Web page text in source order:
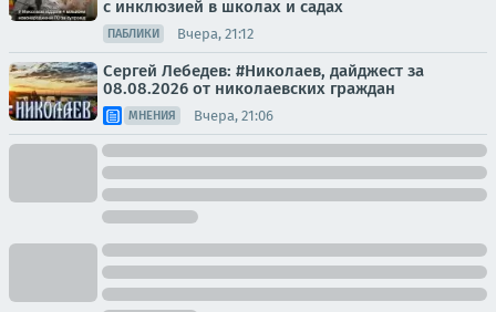
с инклюзией в школах и садах
ПАБЛИКИ Вчера, 21:12
Сергей Лебедев: #Николаев, дайджест за
08.08.2026 от николаевских граждан
МНЕНИЯ Вчера, 21:06